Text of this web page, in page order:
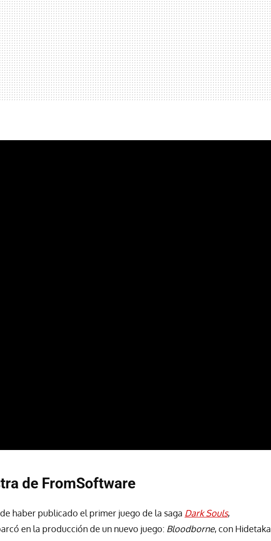
de FromSoftware
haber publicado el primer juego de la saga Dark Souls,
en la producción de un nuevo juego: Bloodborne, con Hidetaka